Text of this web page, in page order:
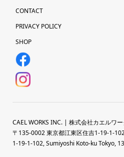
CONTACT
PRIVACY POLICY
SHOP
CAEL WORKS INC. | 株式会社カエルワ
〒135-0002 東京都江東区住吉1-19-1-
1-19-1-102, Sumiyoshi Koto-ku Tokyo,